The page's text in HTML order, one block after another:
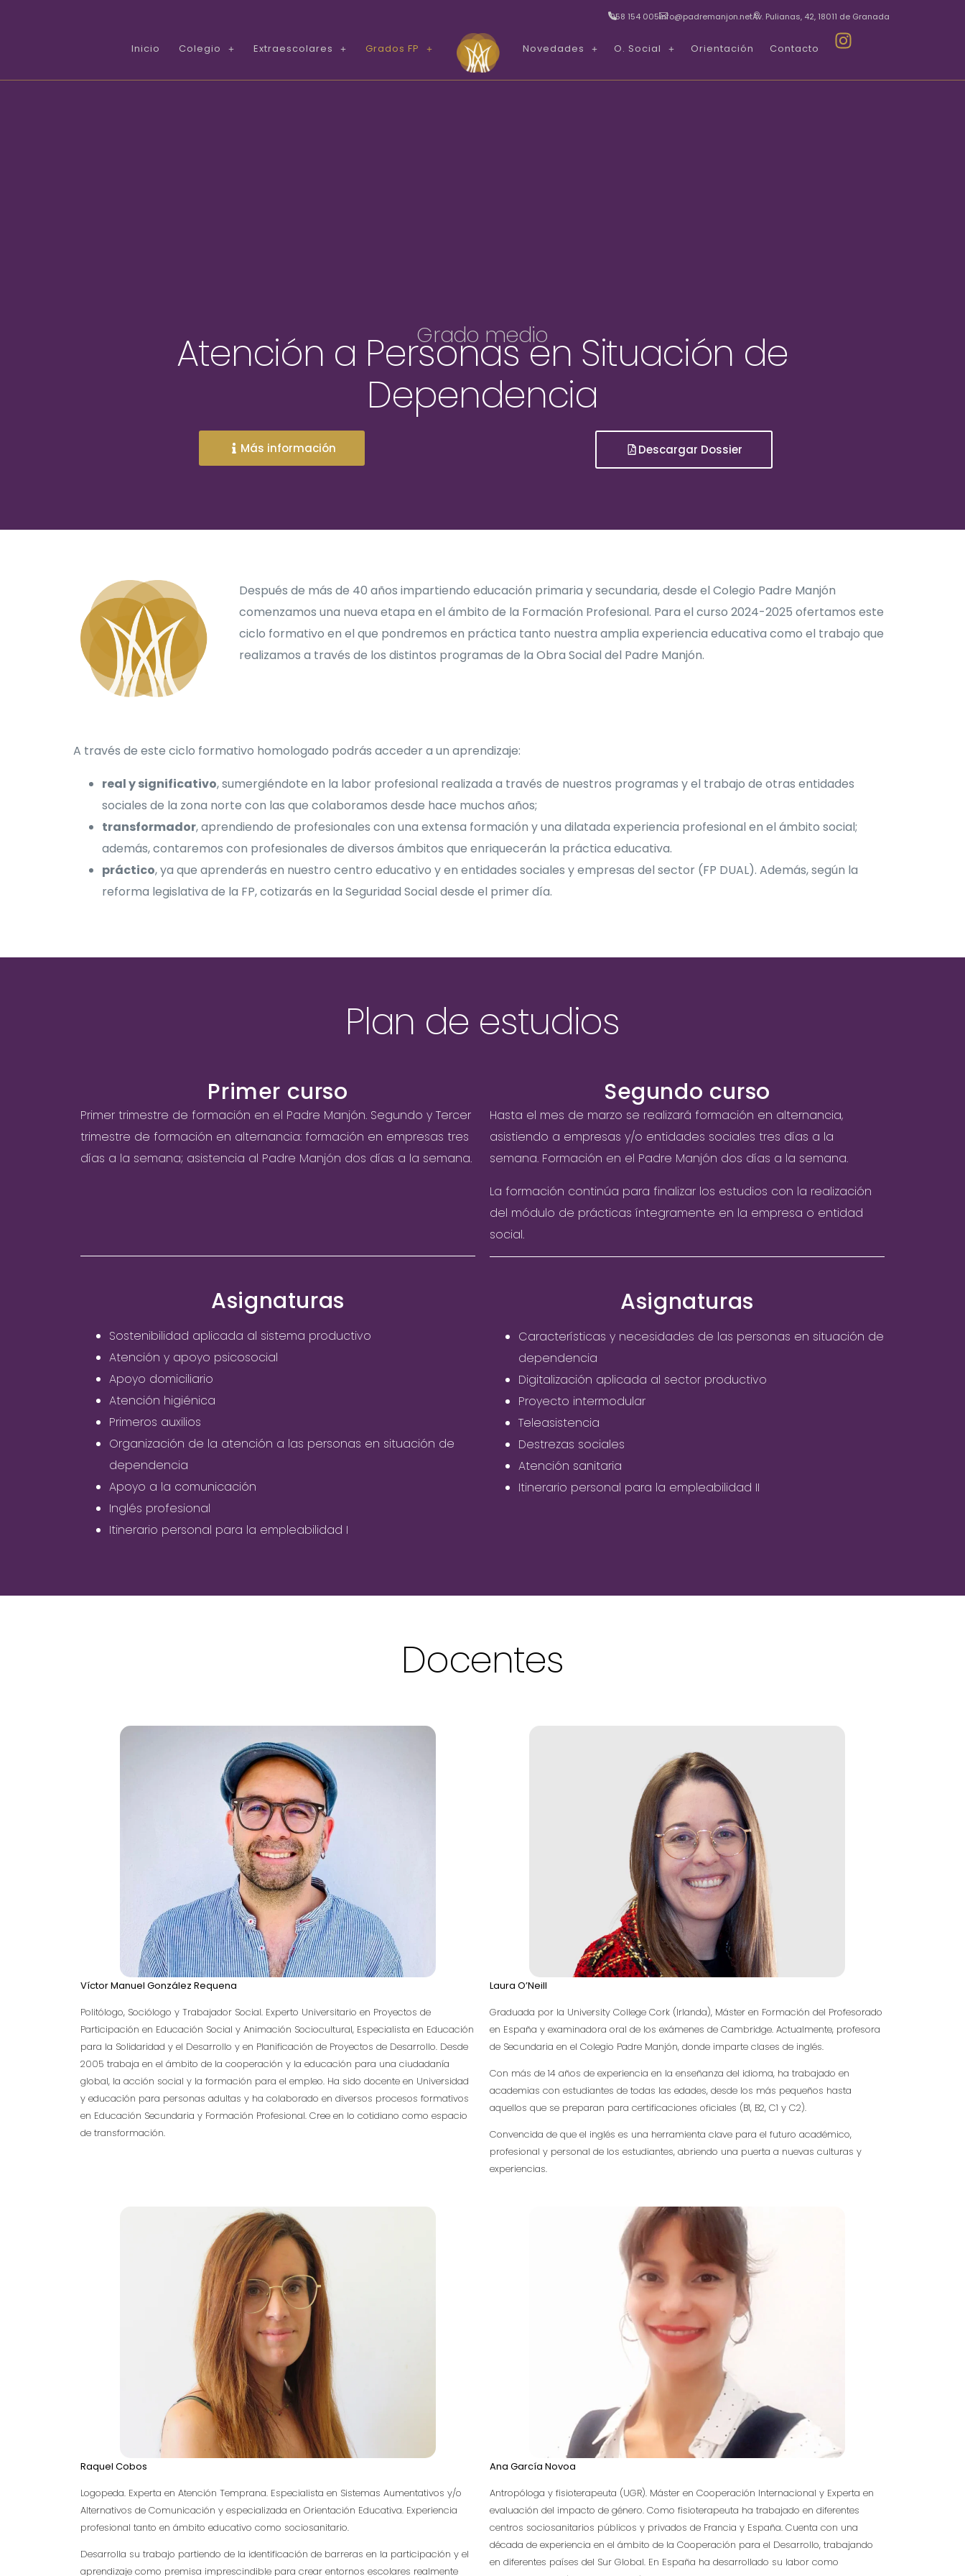
Av. Pulianas, 42, 18011 de Granada
info@padremanjon.net
958 154 005
Inicio Colegio Extraescolares Grados FP Novedades O. Social Orientación Contacto
Grado medio
Atención a Personas en Situación de
Dependencia
Más información Descargar Dossier
Después de más de 40 años impartiendo educación primaria y secundaria, desde el Colegio Padre Manjón
comenzamos una nueva etapa en el ámbito de la Formación Profesional. Para el curso 2024-2025 ofertamos este
ciclo formativo en el que pondremos en práctica tanto nuestra amplia experiencia educativa como el trabajo que
realizamos a través de los distintos programas de la Obra Social del Padre Manjón.
A través de este ciclo formativo homologado podrás acceder a un aprendizaje:
real y significativo, sumergiéndote en la labor profesional realizada a través de nuestros programas y el trabajo de otras entidades
sociales de la zona norte con las que colaboramos desde hace muchos años;
transformador, aprendiendo de profesionales con una extensa formación y una dilatada experiencia profesional en el ámbito social;
además, contaremos con profesionales de diversos ámbitos que enriquecerán la práctica educativa.
práctico, ya que aprenderás en nuestro centro educativo y en entidades sociales y empresas del sector (FP DUAL). Además, según la
reforma legislativa de la FP, cotizarás en la Seguridad Social desde el primer día.
Plan de estudios
Primer curso
Primer trimestre de formación en el Padre Manjón. Segundo y Tercer
trimestre de formación en alternancia: formación en empresas tres
días a la semana; asistencia al Padre Manjón dos días a la semana.
Asignaturas
Sostenibilidad aplicada al sistema productivo
Atención y apoyo psicosocial
Apoyo domiciliario
Atención higiénica
Primeros auxilios
Organización de la atención a las personas en situación de
dependencia
Apoyo a la comunicación
Inglés profesional
Itinerario personal para la empleabilidad I
Segundo curso
Hasta el mes de marzo se realizará formación en alternancia,
asistiendo a empresas y/o entidades sociales tres días a la
semana. Formación en el Padre Manjón dos días a la semana.
La formación continúa para finalizar los estudios con la realización
del módulo de prácticas íntegramente en la empresa o entidad
social.
Asignaturas
Características y necesidades de las personas en situación de
dependencia
Digitalización aplicada al sector productivo
Proyecto intermodular
Teleasistencia
Destrezas sociales
Atención sanitaria
Itinerario personal para la empleabilidad II
Docentes
Víctor Manuel González Requena
Politólogo, Sociólogo y Trabajador Social. Experto Universitario en Proyectos de
Participación en Educación Social y Animación Sociocultural, Especialista en Educación
para la Solidaridad y el Desarrollo y en Planificación de Proyectos de Desarrollo. Desde
2005 trabaja en el ámbito de la cooperación y la educación para una ciudadanía
global, la acción social y la formación para el empleo. Ha sido docente en Universidad
y educación para personas adultas y ha colaborado en diversos procesos formativos
en Educación Secundaria y Formación Profesional. Cree en lo cotidiano como espacio
de transformación.
Laura O’Neill
Graduada por la University College Cork (Irlanda), Máster en Formación del Profesorado
en España y examinadora oral de los exámenes de Cambridge. Actualmente, profesora
de Secundaria en el Colegio Padre Manjón, donde imparte clases de inglés.
Con más de 14 años de experiencia en la enseñanza del idioma, ha trabajado en
academias con estudiantes de todas las edades, desde los más pequeños hasta
aquellos que se preparan para certificaciones oficiales (B1, B2, C1 y C2).
Convencida de que el inglés es una herramienta clave para el futuro académico,
profesional y personal de los estudiantes, abriendo una puerta a nuevas culturas y
experiencias.
Raquel Cobos
Logopeda. Experta en Atención Temprana. Especialista en Sistemas Aumentativos y/o
Alternativos de Comunicación y especializada en Orientación Educativa. Experiencia
profesional tanto en ámbito educativo como sociosanitario.
Desarrolla su trabajo partiendo de la identificación de barreras en la participación y el
aprendizaje como premisa imprescindible para crear entornos escolares realmente
Ana García Novoa
Antropóloga y fisioterapeuta (UGR). Máster en Cooperación Internacional y Experta en
evaluación del impacto de género. Como fisioterapeuta ha trabajado en diferentes
centros sociosanitarios públicos y privados de Francia y España. Cuenta con una
década de experiencia en el ámbito de la Cooperación para el Desarrollo, trabajando
en diferentes países del Sur Global. En España ha desarrollado su labor como